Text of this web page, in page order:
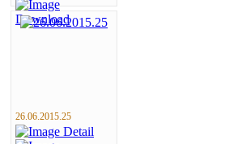
26.06.2015.25